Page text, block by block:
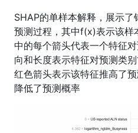
SHAP的单样本解释，展示
预测过程，其中f(x)表示该样
中的每个箭头代表一个特征
向和长度表示特征对预测类别
红色箭头表示该特征推高了
降低了预测概率